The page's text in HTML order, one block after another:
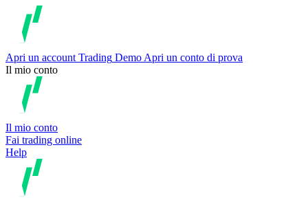
Apri un account Trading Demo Apri un conto di prova
Il mio conto
Il mio conto
Fai trading online
Help